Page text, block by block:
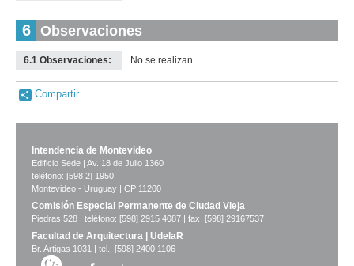
6 Observaciones
6.1 Observaciones: No se realizan.
Compartir
Intendencia de Montevideo
Edificio Sede | Av. 18 de Julio 1360
teléfono: [598 2] 1950
Montevideo - Uruguay | CP 11200
Comisión Especial Permanente de Ciudad Vieja
Piedras 528 | teléfono: [598] 2915 4087 | fax: [598] 29167537
Facultad de Arquitectura | UdelaR
Br. Artigas 1031 | tel.: [598] 2400 1106